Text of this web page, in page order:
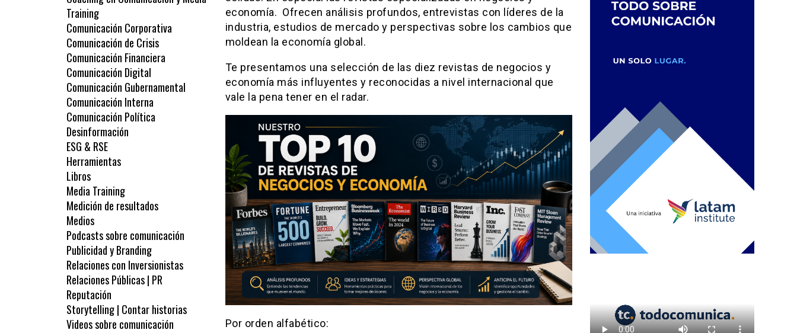
economía. Ofrecen análisis profundos, entrevistas con líderes de la
industria, estudios de mercado y perspectivas sobre los cambios que
moldean la economía global.
Te presentamos una selección de las diez revistas de negocios y
economía más influyentes y reconocidas a nivel internacional que
vale la pena tener en el radar.
Por orden alfabético:
Training
Comunicación Corporativa
Comunicación de Crisis
Comunicación Financiera
Comunicación Digital
Comunicación Gubernamental
Comunicación Interna
Comunicación Política
Desinformación
ESG & RSE
Herramientas
Libros
Media Training
Medición de resultados
Medios
Podcasts sobre comunicación
Publicidad y Branding
Relaciones con Inversionistas
Relaciones Públicas | PR
Reputación
Storytelling | Contar historias
Videos sobre comunicación